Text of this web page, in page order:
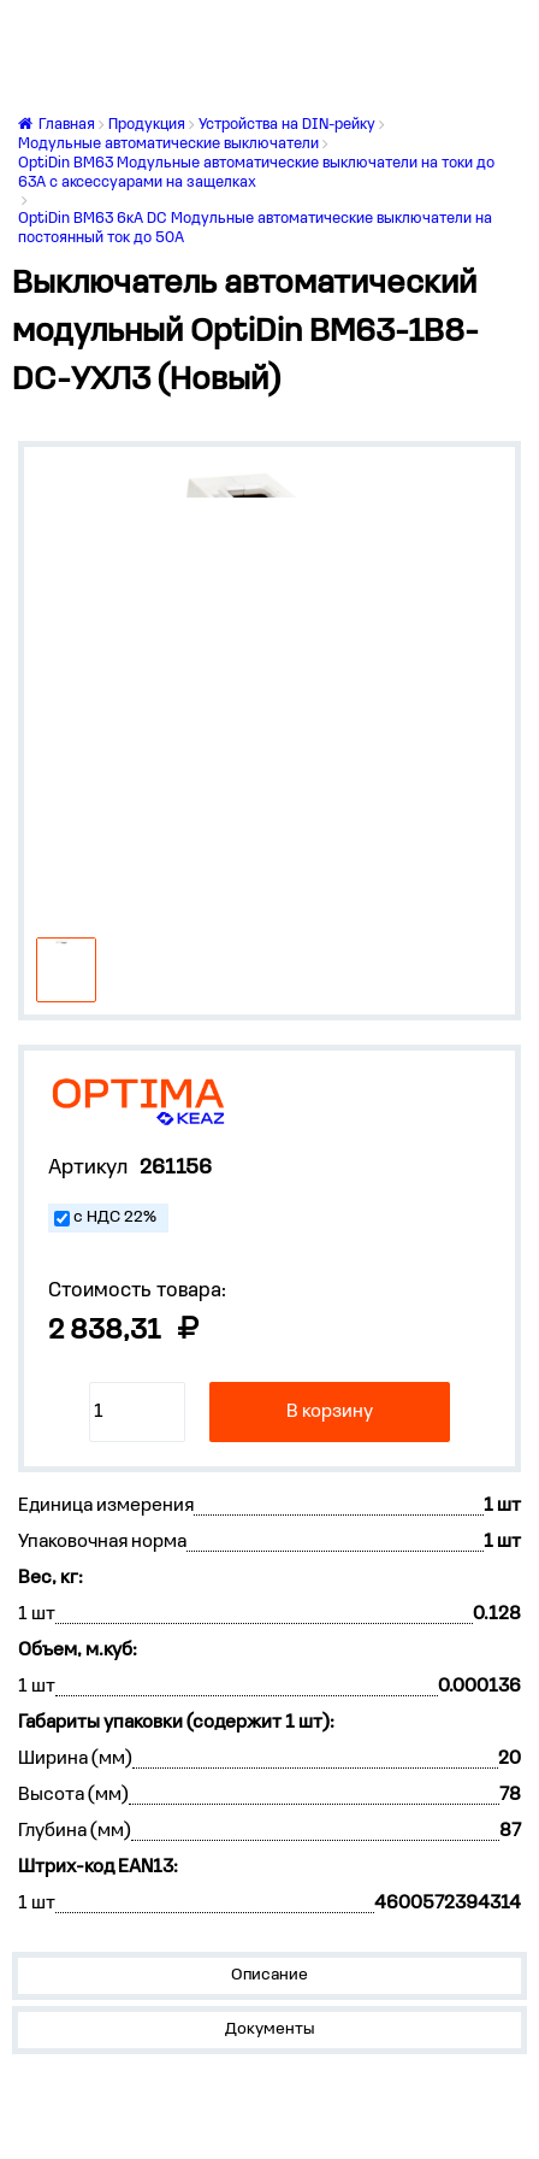
Главная Продукция
Устройства на DIN-рейку
Модульные автоматические выключатели
OptiDin BM63 Модульные автоматические выключатели на токи до
63А с аксессуарами на защелках
OptiDin BM63 6кА DC Модульные автоматические выключатели на
постоянный ток до 50А
Выключатель автоматический
модульный OptiDin BM63-1B8-
DC-УХЛ3 (Новый)
Артикул 261156
с НДС 22%
Стоимость товара:
2 838,31
В корзину
Единица измерения
1 шт
Упаковочная норма
1 шт
Вес, кг:
1 шт
0.128
Объем, м.куб:
1 шт
0.000136
Габариты упаковки (содержит 1 шт):
Ширина (мм)
20
Высота (мм)
78
Глубина (мм)
87
Штрих-код EAN13:
1 шт
4600572394314
Описание
Документы